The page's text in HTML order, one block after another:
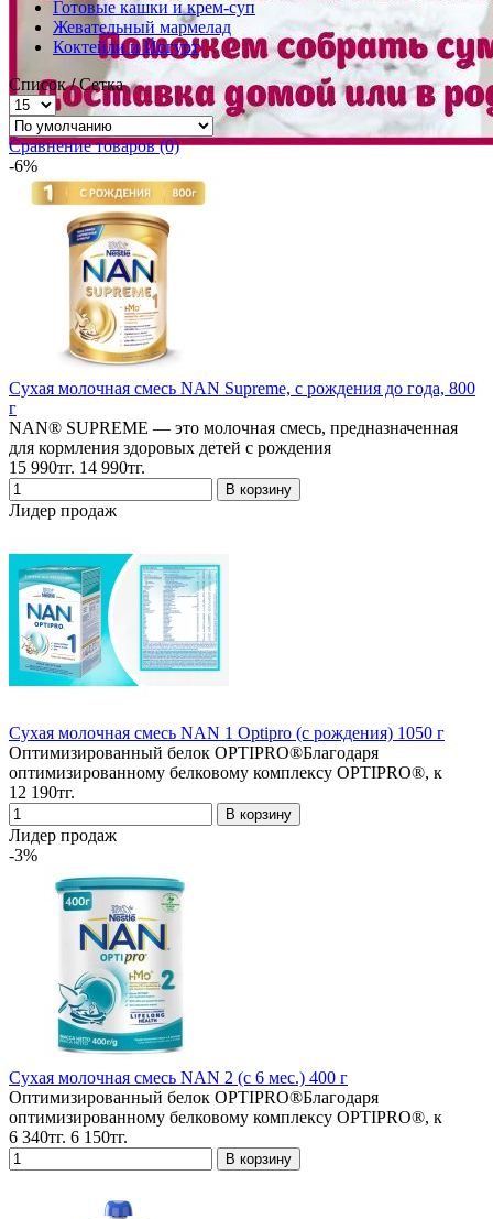
Готовые кашки и крем-суп
Жевательный мармелад
Коктейли и Йогурт
Список/ Сетка
Сравнение товаров (0)
-6%
Cухая молочная смесь NAN Supreme, с рождения до года, 800
г
NAN® SUPREME — это молочная смесь, предназначенная
для кормления здоровых детей с рождения
15 990тг. 14 990тг.
Лидер продаж
Cухая молочная смесь NAN 1 Optipro (с рождения) 1050 г
Оптимизированный белок OPTIPRO®Благодаря
оптимизированному белковому комплексу OPTIPRO®, к
12 190тг.
Лидер продаж
-3%
Cухая молочная смесь NAN 2 (с 6 мес.) 400 г
Оптимизированный белок OPTIPRO®Благодаря
оптимизированному белковому комплексу OPTIPRO®, к
6 340тг. 6 150тг.